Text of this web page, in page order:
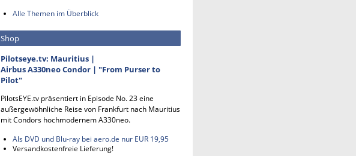
Alle Themen im Überblick
Shop
Pilotseye.tv: Mauritius |
Airbus A330neo Condor | "From Purser to
Pilot"
PilotsEYE.tv präsentiert in Episode No. 23 eine
außergewöhnliche Reise von Frankfurt nach Mauritius
mit Condors hochmodernem A330neo.
Als DVD und Blu-ray bei aero.de nur EUR 19,95
Versandkostenfreie Lieferung!